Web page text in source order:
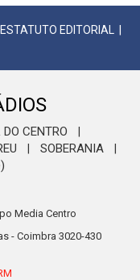
ESTATUTO EDITORIAL
CENTRO
SOBERANIA
Media Centro
- Coimbra 3020-430